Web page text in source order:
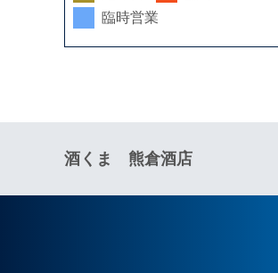
臨時営業
酒くま 熊倉酒店